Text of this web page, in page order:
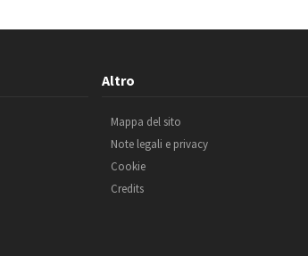
Altro
Mappa del sito
Note legali e privacy
Cookie
Credits